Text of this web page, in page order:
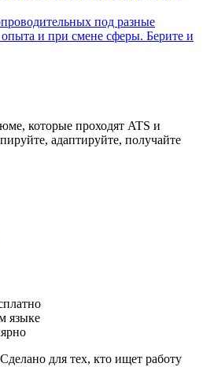
под разные
и при смене сферы. Берите и
которые проходят ATS и
адаптируйте, получайте
языке
Сделано для тех, кто ищет работу